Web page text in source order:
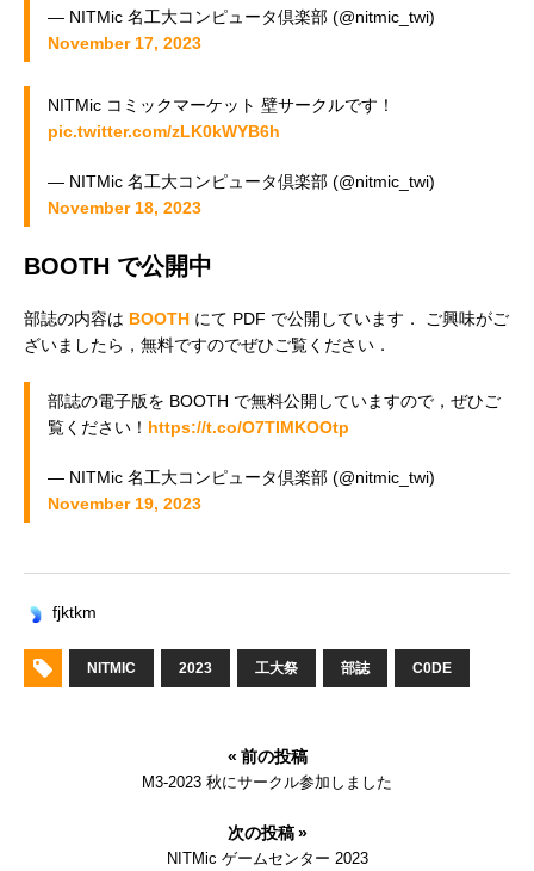
— NITMic 名工大コンピュータ倶楽部 (@nitmic_twi)
November 17, 2023
NITMic コミックマーケット 壁サークルです！
pic.twitter.com/zLK0kWYB6h
— NITMic 名工大コンピュータ倶楽部 (@nitmic_twi)
November 18, 2023
BOOTH で公開中
部誌の内容は BOOTH にて PDF で公開しています． ご興味がご
ざいましたら，無料ですのでぜひご覧ください．
部誌の電子版を BOOTH で無料公開していますので，ぜひご
覧ください！ https://t.co/O7TIMKOOtp
— NITMic 名工大コンピュータ倶楽部 (@nitmic_twi)
November 19, 2023
fjktkm
NITMIC 2023 工大祭 部誌 C0DE
« 前の投稿
M3-2023 秋にサークル参加しました
次の投稿 »
NITMic ゲームセンター 2023